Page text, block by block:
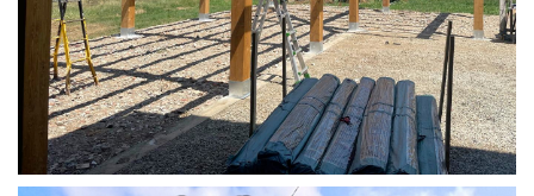
STRUTTURA